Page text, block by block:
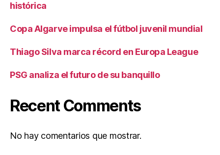
histórica
Copa Algarve impulsa el fútbol juvenil mundial
Thiago Silva marca récord en Europa League
PSG analiza el futuro de su banquillo
Recent Comments
No hay comentarios que mostrar.